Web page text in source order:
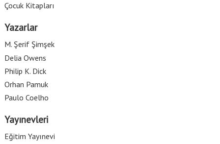
Çocuk Kitapları
Yazarlar
M. Şerif Şimşek
Delia Owens
Philip K. Dick
Orhan Pamuk
Paulo Coelho
Yayınevleri
Eğitim Yayınevi